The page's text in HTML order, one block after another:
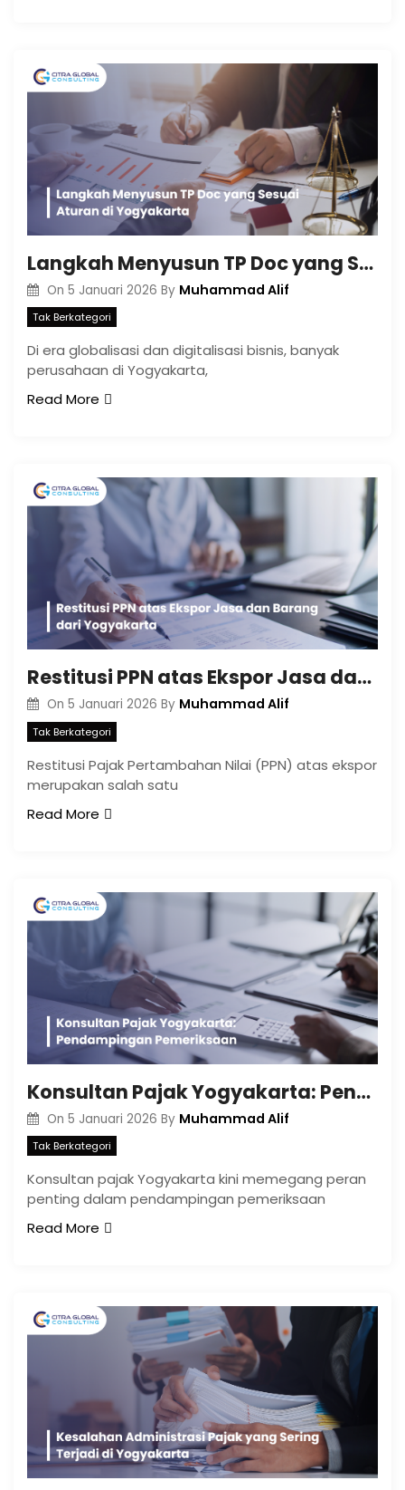
Langkah Menyusun TP Doc yang Sesuai Aturan di Yogyakarta
On 5 Januari 2026 By Muhammad Alif
Tak Berkategori
Di era globalisasi dan digitalisasi bisnis, banyak
perusahaan di Yogyakarta,
Read More
Restitusi PPN atas Ekspor Jasa dan Barang dari Yogyakarta
On 5 Januari 2026 By Muhammad Alif
Tak Berkategori
Restitusi Pajak Pertambahan Nilai (PPN) atas ekspor
merupakan salah satu
Read More
Konsultan Pajak Yogyakarta: Pendampingan Pemeriksaan
On 5 Januari 2026 By Muhammad Alif
Tak Berkategori
Konsultan pajak Yogyakarta kini memegang peran
penting dalam pendampingan pemeriksaan
Read More